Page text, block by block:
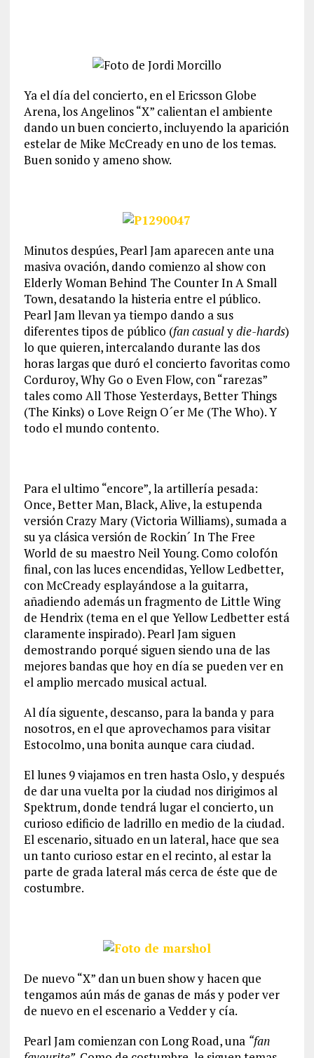
Ya el día del concierto, en el Ericsson Globe
Arena, los Angelinos “X” calientan el ambiente
dando un buen concierto, incluyendo la aparición
estelar de Mike McCready en uno de los temas.
Buen sonido y ameno show.
Minutos despúes, Pearl Jam aparecen ante una
masiva ovación, dando comienzo al show con
Elderly Woman Behind The Counter In A Small
Town, desatando la histeria entre el público.
Pearl Jam llevan ya tiempo dando a sus
diferentes tipos de público (fan casualydie-hards)
lo que quieren, intercalando durante las dos
horas largas que duró el concierto favoritas como
Corduroy, Why Go o Even Flow, con “rarezas”
tales como All Those Yesterdays, Better Things
(The Kinks) o Love Reign O´er Me (The Who). Y
todo el mundo contento.
Para el ultimo “encore”, la artillería pesada:
Once, Better Man, Black, Alive, la estupenda
versión Crazy Mary (Victoria Williams), sumada a
su ya clásica versión de Rockin´ In The Free
World de su maestro Neil Young. Como colofón
final, con las luces encendidas, Yellow Ledbetter,
con McCready esplayándose a la guitarra,
añadiendo además un fragmento de Little Wing
de Hendrix (tema en el que Yellow Ledbetter está
claramente inspirado). Pearl Jam siguen
demostrando porqué siguen siendo una de las
mejores bandas que hoy en día se pueden ver en
el amplio mercado musical actual.
Al día siguente, descanso, para la banda y para
nosotros, en el que aprovechamos para visitar
Estocolmo, una bonita aunque cara ciudad.
El lunes 9 viajamos en tren hasta Oslo, y después
de dar una vuelta por la ciudad nos dirigimos al
Spektrum, donde tendrá lugar el concierto, un
curioso edificio de ladrillo en medio de la ciudad.
El escenario, situado en un lateral, hace que sea
un tanto curioso estar en el recinto, al estar la
parte de grada lateral más cerca de éste que de
costumbre.
De nuevo “X” dan un buen show y hacen que
tengamos aún más de ganas de más y poder ver
de nuevo en el escenario a Vedder y cía.
Pearl Jam comienzan con Long Road, una “fan